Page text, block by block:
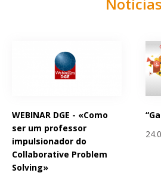
WEBINAR DGE - «Como
ser um professor
impulsionador do
Collaborative Problem
Solving»
Páginas